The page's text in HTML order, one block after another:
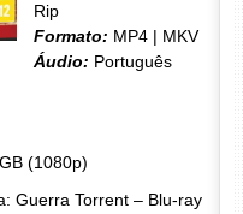
Rip
Formato: MP4 | MKV
Áudio: Português
(1080p)
Guerra Torrent – Blu-ray